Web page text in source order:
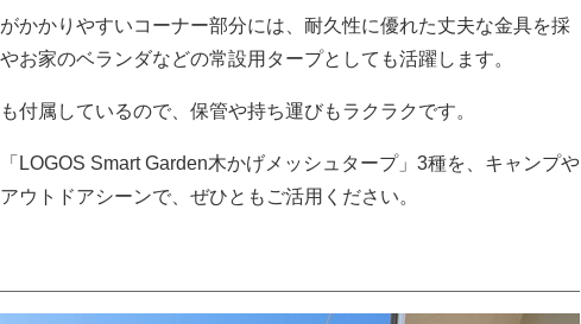
かかりやすいコーナー部分には、耐久性に優れた丈夫な金具を採
お家のベランダなどの常設用タープとしても活躍します。
付属しているので、保管や持ち運びもラクラクです。
LOGOS Smart Garden木かげメッシュタープ」3種を、キャンプや
ウトドアシーンで、ぜひともご活用ください。